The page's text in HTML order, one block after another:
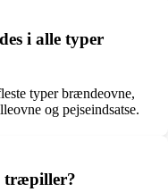
i alle typer
typer brændeovne,
og pejseindsatse.
træpiller?